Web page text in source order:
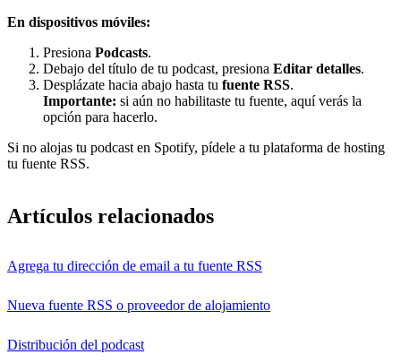
En dispositivos móviles:
Presiona Podcasts.
Debajo del título de tu podcast, presiona Editar detalles.
Desplázate hacia abajo hasta tu fuente RSS.
Importante: si aún no habilitaste tu fuente, aquí verás la
opción para hacerlo.
Si no alojas tu podcast en Spotify, pídele a tu plataforma de hosting
tu fuente RSS.
Artículos relacionados
Agrega tu dirección de email a tu fuente RSS
Nueva fuente RSS o proveedor de alojamiento
Distribución del podcast